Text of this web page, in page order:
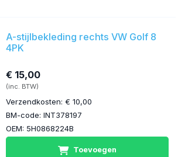
A-stijlbekleding rechts VW Golf 8
4PK
€ 15,00
(inc. BTW)
Verzendkosten: € 10,00
BM-code: INT378197
OEM: 5H0868224B
Toevoegen